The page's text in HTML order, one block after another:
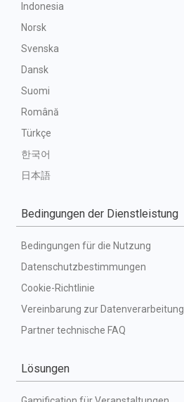
Indonesia
Norsk
Svenska
Dansk
Suomi
Română
Türkçe
한국어
日本語
Bedingungen der Dienstleistung
Bedingungen für die Nutzung
Datenschutzbestimmungen
Cookie-Richtlinie
Vereinbarung zur Datenverarbeitung
Partner technische FAQ
Lösungen